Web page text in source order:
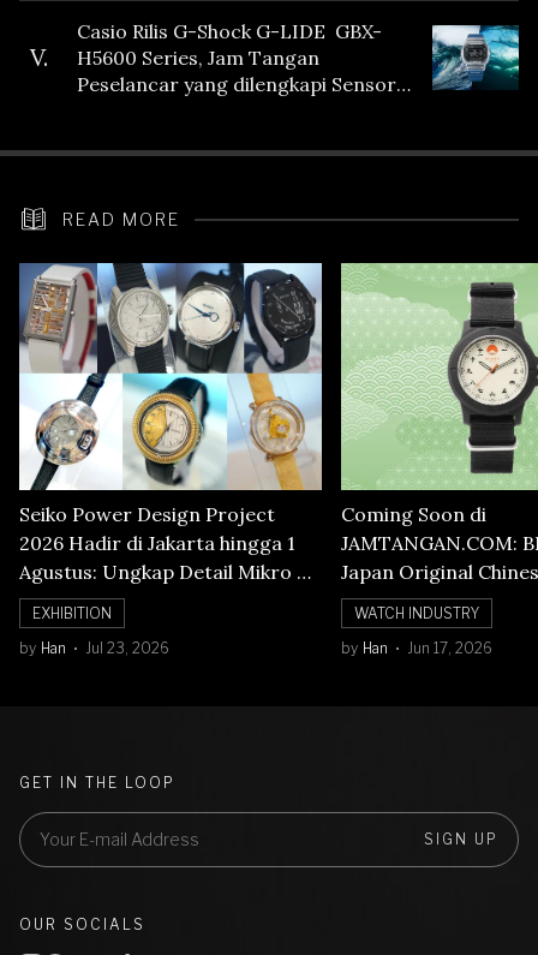
V.
Casio Rilis G-Shock G-LIDE GBX-
H5600 Series, Jam Tangan
Peselancar yang dilengkapi Sensor
READ MORE
Seiko Power Design Project
2026 Hadir di Jakarta hingga 1
Agustus: Ungkap Detail Mikro di
Balik Seni Watchmaking
EXHIBITION
by Han Jul 23, 2026
Coming Soon di
JAMTANGAN.COM:
Japan Original
Numerals Watch
WATCH INDUSTRY
by Han Jun 17, 2026
GET IN THE LOOP
SIGN UP
OUR SOCIALS